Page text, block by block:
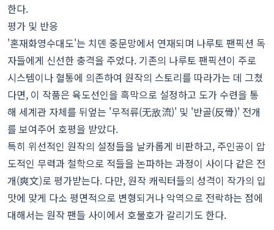
한다.
평가 및 반응
'혼재화영수대도'는 치뎬 중문망에서 연재되며 나루토 팬픽션 독
자들에게 신선한 충격을 주었다. 기존의 나루토 팬픽션이 주로
시스템이나 혈통에 의존하여 원작의 스토리를 따라가는 데 그쳤
다면, 이 작품은 육도선인을 흑막으로 설정하고 도가 수련을 통
해 세계관 자체를 뒤엎는 '무적류(无敌流)' 및 '반골(反骨)' 전개
를 보여주어 호평을 받았다.
특히 위선적인 원작의 설정들을 날카롭게 비판하고, 주인공이 압
도적인 무력과 철학으로 적들을 논파하는 과정이 사이다 같은 전
개(爽文)로 평가받는다. 다만, 원작 캐릭터들의 성격이 작가의 입
맛에 맞게 다소 평면적으로 변형되거나 악역으로 전락하는 점에
대해서는 원작 팬들 사이에서 호불호가 갈리기도 한다.